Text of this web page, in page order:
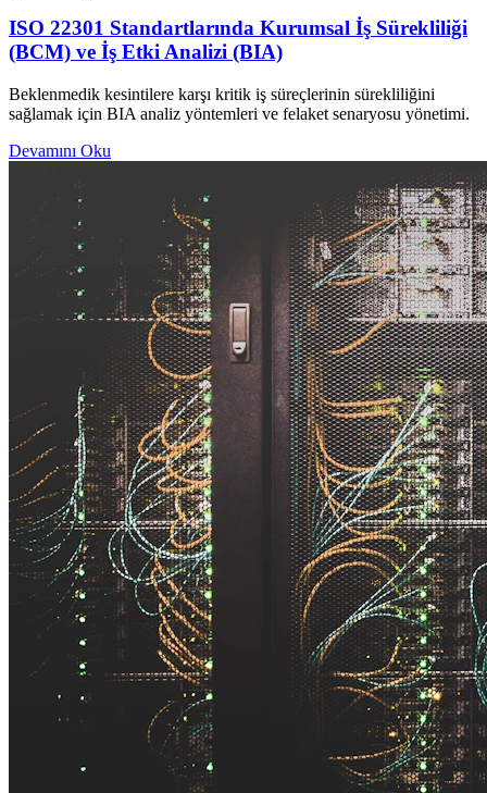
ISO 22301 Standartlarında Kurumsal İş Sürekliliği
(BCM) ve İş Etki Analizi (BIA)
Beklenmedik kesintilere karşı kritik iş süreçlerinin sürekliliğini
sağlamak için BIA analiz yöntemleri ve felaket senaryosu yönetimi.
Devamını Oku